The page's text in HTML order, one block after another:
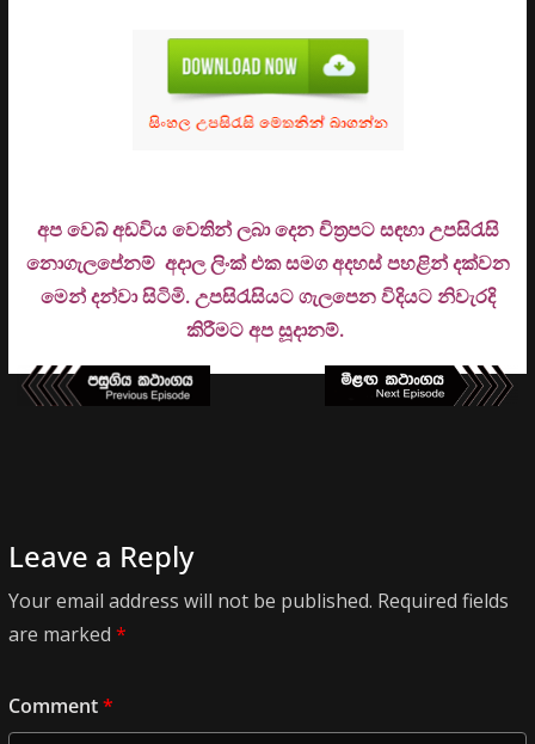
අප වෙබ් අඩවිය වෙතින් ලබා දෙන චිත්‍රපට සඳහා උපසිරැසි
නොගැලපේනම් අදාල ලිංක් එක සමග අදහස් පහළින් දක්වන
මෙන් දන්වා සිටිමි. උපසිරැසියට ගැලපෙන විදියට නිවැරදි
කිරීමට අප සූදානම්.
Leave a Reply
Your email address will not be published. Required fields
are marked *
Comment*